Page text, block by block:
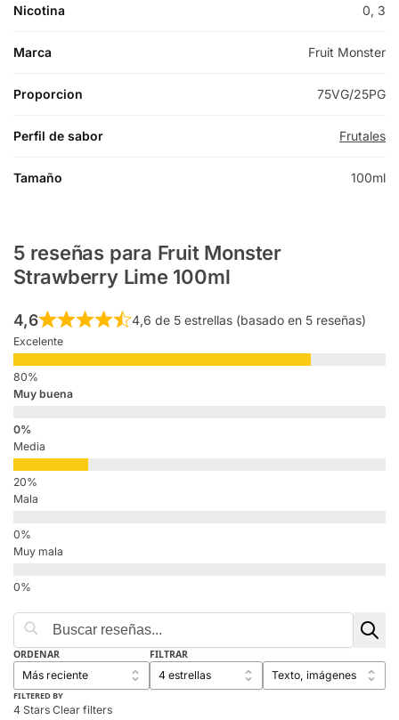
Nicotina 0, 3
Marca Fruit Monster
Proporcion 75VG/25PG
Perfil de sabor Frutales
Tamaño 100ml
5 reseñas para Fruit Monster
Strawberry Lime 100ml
4,6 4,6 de 5 estrellas (basado en 5 reseñas)
Excelente
Muy buena
Media
Mala
Muy mala
ORDENAR FILTRAR
FILTERED BY
4 Stars Clear filters